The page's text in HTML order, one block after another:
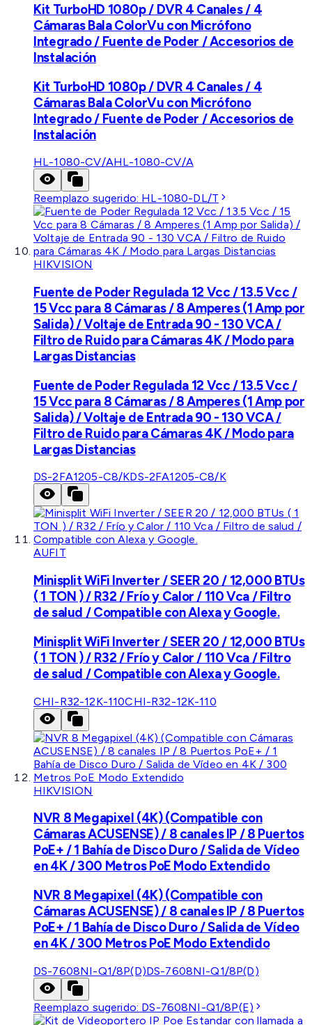
Kit TurboHD 1080p / DVR 4 Canales / 4
Cámaras Bala ColorVu con Micrófono
Integrado / Fuente de Poder / Accesorios de
Instalación
Kit TurboHD 1080p / DVR 4 Canales / 4
Cámaras Bala ColorVu con Micrófono
Integrado / Fuente de Poder / Accesorios de
Instalación
HL-1080-CV/AHL-1080-CV/A
Reemplazo sugerido: HL-1080-DL/T
HIKVISION
Fuente de Poder Regulada 12 Vcc / 13.5 Vcc /
15 Vcc para 8 Cámaras / 8 Amperes (1 Amp por
Salida) / Voltaje de Entrada 90 - 130 VCA /
Filtro de Ruido para Cámaras 4K / Modo para
Largas Distancias
Fuente de Poder Regulada 12 Vcc / 13.5 Vcc /
15 Vcc para 8 Cámaras / 8 Amperes (1 Amp por
Salida) / Voltaje de Entrada 90 - 130 VCA /
Filtro de Ruido para Cámaras 4K / Modo para
Largas Distancias
DS-2FA1205-C8/KDS-2FA1205-C8/K
AUFIT
Minisplit WiFi Inverter / SEER 20 / 12,000 BTUs
( 1 TON ) / R32 / Frío y Calor / 110 Vca / Filtro
de salud / Compatible con Alexa y Google.
Minisplit WiFi Inverter / SEER 20 / 12,000 BTUs
( 1 TON ) / R32 / Frío y Calor / 110 Vca / Filtro
de salud / Compatible con Alexa y Google.
CHI-R32-12K-110CHI-R32-12K-110
HIKVISION
NVR 8 Megapixel (4K) (Compatible con
Cámaras ACUSENSE) / 8 canales IP / 8 Puertos
PoE+ / 1 Bahía de Disco Duro / Salida de Vídeo
en 4K / 300 Metros PoE Modo Extendido
NVR 8 Megapixel (4K) (Compatible con
Cámaras ACUSENSE) / 8 canales IP / 8 Puertos
PoE+ / 1 Bahía de Disco Duro / Salida de Vídeo
en 4K / 300 Metros PoE Modo Extendido
DS-7608NI-Q1/8P(D)DS-7608NI-Q1/8P(D)
Reemplazo sugerido: DS-7608NI-Q1/8P(E)